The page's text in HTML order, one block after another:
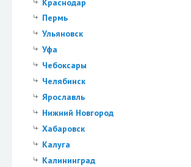
Пермь
Ульяновск
Уфа
Чебоксары
Челябинск
Ярославль
Нижний Новгород
Хабаровск
Калуга
Калининград